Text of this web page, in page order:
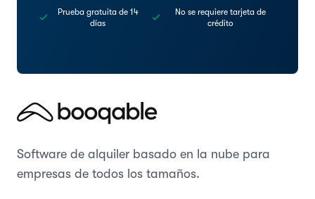
Prueba gratuita de 14
días
No se requiere tarjeta de
crédito
Software de alquiler basado en la nube para
empresas de todos los tamaños.